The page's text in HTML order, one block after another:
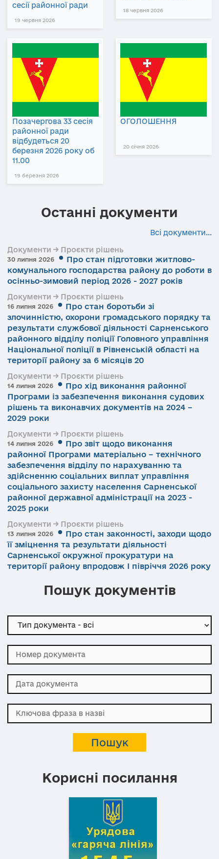
сесії районної ради
19 червня 2026
18 червня 2026
Позачергова 33 сесія
районної ради
відбудеться 20
березня 2026 року об
11.00
19 березня 2026
ОГОЛОШЕННЯ
20 січня 2026
Останні документи
Всі документи...
Документи → Проєкти рішень
30 липня 2026
Про стан підготовки житлово-
комунального господарства району до роботи в
осінньо-зимовий період 2026 - 2027 років
Документи → Проєкти рішень
16 липня 2026
Про стан боротьби зі
злочинністю, охорони громадського порядку та
результати службової діяльності Сарненського
районного відділу поліції Головного управління
Національної поліції в Рівненській області на
території району за 6 місяців 20
Документи → Проєкти рішень
14 липня 2026
Про хід виконання районної
Програми із забезпечення виконання судових
рішень та виконавчих документів на 2024 –
2029 роки
Документи → Проєкти рішень
14 липня 2026
Про звіт щодо виконання
районної Програми матеріально – технічного
забезпечення відділу по нарахуванню та
здійсненню соціальних виплат управління
соціального захисту населення Сарненської
районної державної адміністрації на 2023 -
2025 роки
Документи → Проєкти рішень
13 липня 2026
Про стан законності, заходи щодо
її зміцнення та результати діяльності
Сарненської окружної прокуратури на
території району впродовж І півріччя 2026 року
Пошук документів
Корисні посилання